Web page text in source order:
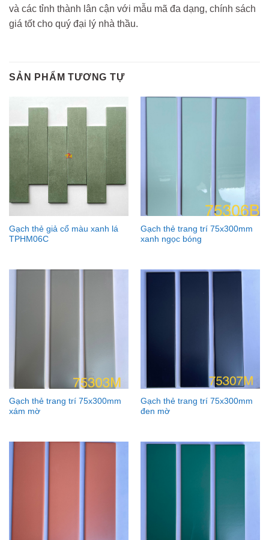
và các tỉnh thành lân cận với mẫu mã đa dạng, chính sách
giá tốt cho quý đại lý nhà thầu.
SẢN PHẨM TƯƠNG TỰ
Gạch thẻ giả cổ màu xanh lá
TPHM06C
Gạch thẻ trang trí 75x300mm
xanh ngọc bóng
Gạch thẻ trang trí 75x300mm
xám mờ
Gạch thẻ trang trí 75x300mm
đen mờ